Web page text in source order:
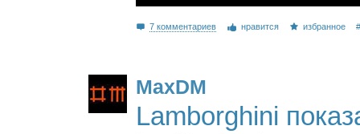
7 комментариев нравится избранное
MaxDM
Lamborghini